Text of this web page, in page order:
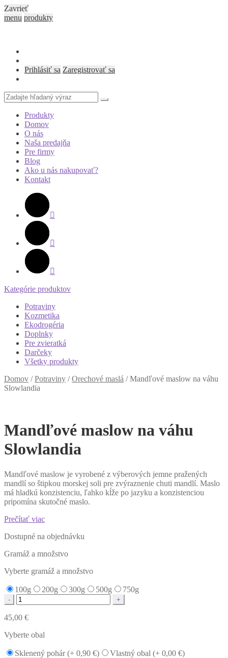
Zavrieť
menu produkty
Prihlásiť sa Zaregistrovať sa
Zadajte
hľadaný
výraz
Search
Produkty
Domov
O nás
Naša predajňa
Pre firmy
Blog
Ako u nás nakupovať?
Kontakt
Kategórie produktov
Potraviny
Kozmetika
Ekodrogéria
Doplnky
Pre zvieratká
Darčeky
Všetky produkty
Domov /Potraviny /Orechové maslá /Mandľové maslow na váhu
Slowlandia
Mandľové maslow na váhu
Slowlandia
Mandľové maslow je vyrobené z výberových jemne pražených
mandlí so štipkou morskej soli pre zvýraznenie chuti mandlí. Maslo
má hladkú konzistenciu, ľahko kĺže po jazyku a konzistenciou
pripomína skutočné maslo.
Prečítať viac
Dostupné na objednávku
Gramáž a množstvo
Vyberte gramáž a množstvo
100g 200g 300g 500g
750g
Quantity
45,00 €
Vyberte obal
Sklenený pohár (+ 0,90 €) Vlastný obal (+ 0,00 €)